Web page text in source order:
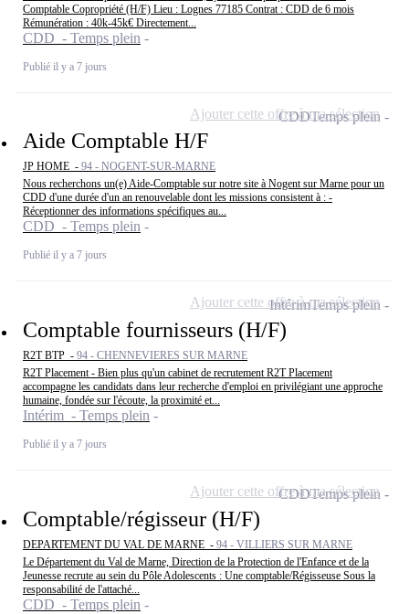
Comptable Copropriété (H/F) Lieu : Lognes 77185 Contrat : CDD de 6 mois
Rémunération : 40k-45k€ Directement...
CDD - Temps plein
Publié il y a 7 jours
Aide Comptable H/F
JP HOME - 94 - NOGENT-SUR-MARNE
Nous recherchons un(e) Aide-Comptable sur notre site à Nogent sur Marne pour un
CDD d'une durée d'un an renouvelable dont les missions consistent à : -
Réceptionner des informations spécifiques au...
CDD - Temps plein
Publié il y a 7 jours
CDDTemps plein
Ajouter cette offre à ma sélection
Comptable fournisseurs (H/F)
R2T BTP - 94 - CHENNEVIERES SUR MARNE
R2T Placement - Bien plus qu'un cabinet de recrutement R2T Placement
accompagne les candidats dans leur recherche d'emploi en privilégiant une approche
humaine, fondée sur l'écoute, la proximité et...
Intérim - Temps plein
Publié il y a 7 jours
IntérimTemps plein
Ajouter cette offre à ma sélection
Comptable/régisseur (H/F)
DEPARTEMENT DU VAL DE MARNE - 94 - VILLIERS SUR MARNE
Le Département du Val de Marne, Direction de la Protection de l'Enfance et de la
Jeunesse recrute au sein du Pôle Adolescents : Une comptable/Régisseuse Sous la
responsabilité de l'attaché...
CDD - Temps plein
CDDTemps plein
Ajouter cette offre à ma sélection